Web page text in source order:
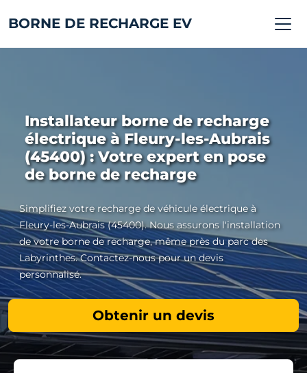
BORNE DE RECHARGE EV
Installateur borne de recharge
électrique à Fleury-les-Aubrais
(45400) : Votre expert en pose
de borne de recharge
Simplifiez votre recharge de véhicule électrique à
Fleury-les-Aubrais (45400). Nous assurons l'installation
de votre borne de recharge, même près du parc des
Labyrinthes. Contactez-nous pour un devis
personnalisé.
Obtenir un devis